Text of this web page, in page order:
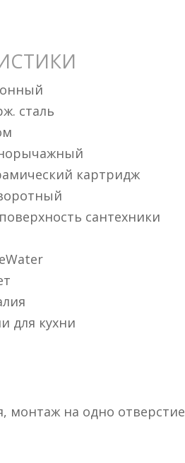
сталь
картридж
сантехники
для кухни
монтаж на одно отверстие